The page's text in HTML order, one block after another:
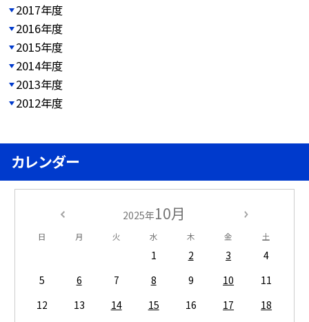
2017年度
2016年度
2015年度
2014年度
2013年度
2012年度
カレンダー
2025年10月
日 月 火 水 木 金 土
1 2 3
4
5
6 7 8 9 10
11
12
13 14 15 16 17
18